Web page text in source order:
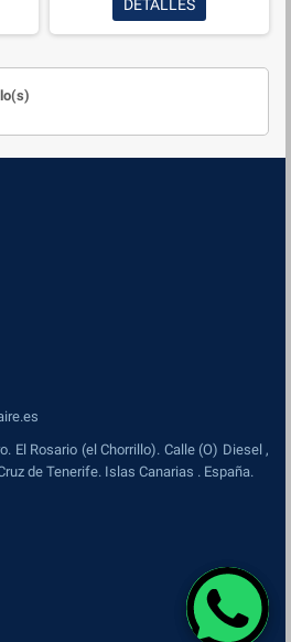
DETALLES
El Rosario (el Chorrillo). Calle (O) Diesel ,
de Tenerife. Islas Canarias . España.